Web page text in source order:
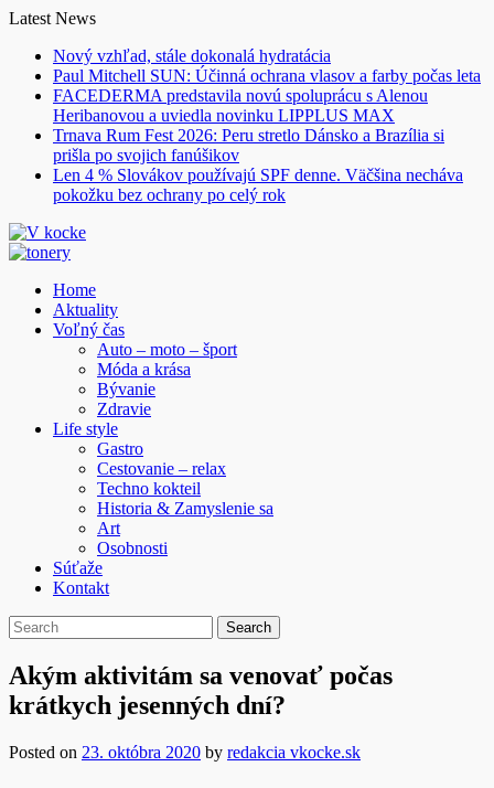
Skip
content
Latest News
Nový vzhľad, stále dokonalá hydratácia
Paul Mitchell SUN: Účinná ochrana vlasov a farby počas leta
FACEDERMA predstavila novú spoluprácu s Alenou
Heribanovou a uviedla novinku LIPPLUS MAX
Trnava Rum Fest 2026: Peru stretlo Dánsko a Brazília si
prišla po svojich fanúšikov
Len 4 % Slovákov používajú SPF denne. Väčšina necháva
pokožku bez ochrany po celý rok
Home
Aktuality
Voľný čas
Auto – moto – šport
Móda a krása
Bývanie
Zdravie
Life style
Gastro
Cestovanie – relax
Techno kokteil
Historia & Zamyslenie sa
Art
Osobnosti
Súťaže
Kontakt
Akým aktivitám sa venovať počas
krátkych jesenných dní?
Posted on 23. októbra 2020 by redakcia vkocke.sk